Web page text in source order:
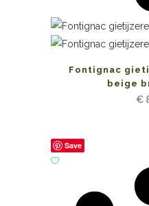
Fontignac
beige
€
Save